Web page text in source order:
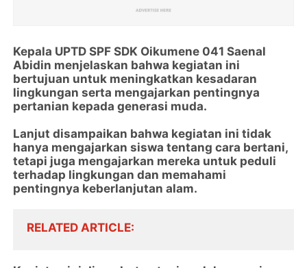
Kepala UPTD SPF SDK Oikumene 041 Saenal
Abidin menjelaskan bahwa kegiatan ini
bertujuan untuk meningkatkan kesadaran
lingkungan serta mengajarkan pentingnya
pertanian kepada generasi muda.
Lanjut disampaikan bahwa kegiatan ini tidak
hanya mengajarkan siswa tentang cara bertani,
tetapi juga mengajarkan mereka untuk peduli
terhadap lingkungan dan memahami
pentingnya keberlanjutan alam.
RELATED ARTICLE